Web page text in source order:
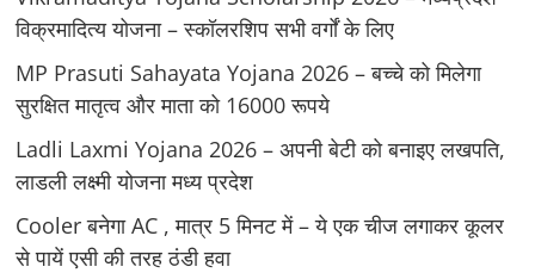
विक्रमादित्‍य योजना – स्‍कॉलरशिप सभी वर्गों के लिए
MP Prasuti Sahayata Yojana 2026 – बच्चे को मिलेगा
सुरक्षित मातृत्व और माता को 16000 रूपये
Ladli Laxmi Yojana 2026 – अपनी बेटी को बनाइए लखपति,
लाडली लक्ष्मी योजना मध्य प्रदेश
Cooler बनेगा AC , मात्र 5 मिनट में – ये एक चीज लगाकर कूलर
से पायें एसी की तरह ठंडी हवा